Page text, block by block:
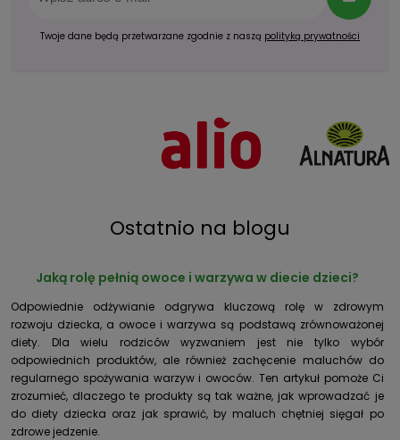
Twoje dane będą przetwarzane zgodnie z naszą polityką prywatności
Ostatnio na blogu
Jaką rolę pełnią owoce i warzywa w diecie dzieci?
Odpowiednie odżywianie odgrywa kluczową rolę w zdrowym
rozwoju dziecka, a owoce i warzywa są podstawą zrównoważonej
diety. Dla wielu rodziców wyzwaniem jest nie tylko wybór
odpowiednich produktów, ale również zachęcenie maluchów do
regularnego spożywania warzyw i owoców. Ten artykuł pomoże Ci
zrozumieć, dlaczego te produkty są tak ważne, jak wprowadzać je
do diety dziecka oraz jak sprawić, by maluch chętniej sięgał po
zdrowe jedzenie.